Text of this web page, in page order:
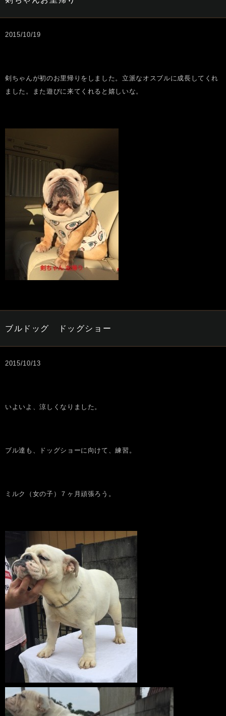
2015/10/19
剣ちゃんが初のお里帰りをしました。立派なオスブルに成長してくれ
ました。また遊びに来てくれると嬉しいな。
ブルドッグ ドッグショー
2015/10/13
いよいよ、涼しくなりました。
ブル達も、ドッグショーに向けて、練習。
ミルク（女の子）７ヶ月頑張ろう。